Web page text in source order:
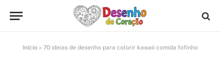
Início » 70 ideias de desenho para colorir kawaii comida fofinho